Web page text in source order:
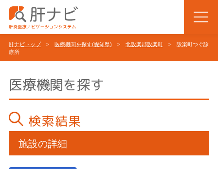
肝ナビトップ> 医療機関を探す(愛知県) > 北設楽郡設楽町 > 設楽町つぐ診
療所
医療機関を探す
検索結果
施設の詳細